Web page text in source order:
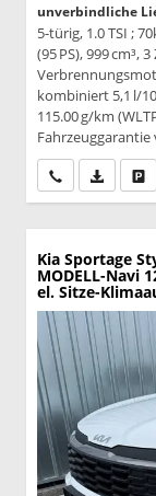
unverbindliche
5-türig, 1.0 TSI ;
(95 PS), 999 cm³,
kombiniert 5,1 l/
115.00 g/km
Fahrzeuggarantie
Wir rufen Sie an
PDF-
Kia Sportage
MODELL-Navi
el. Sitze-